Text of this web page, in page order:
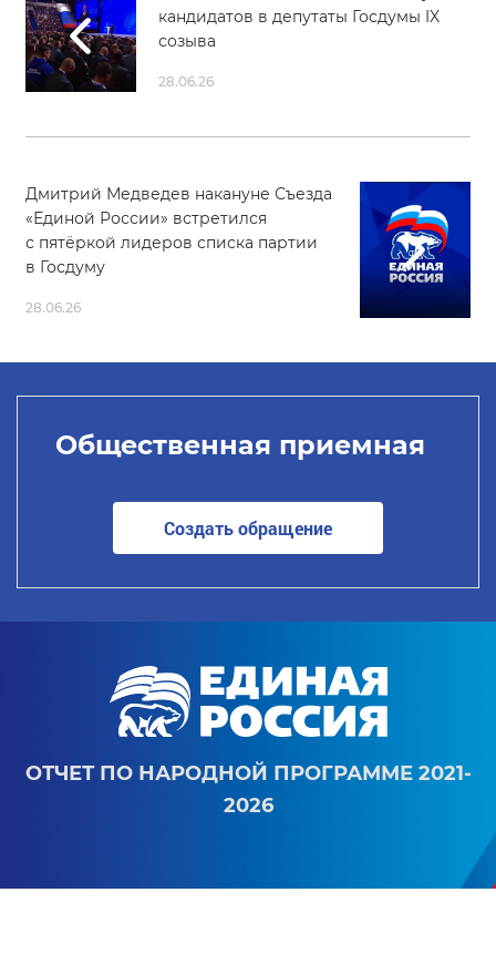
кандидатов в депутаты Госдумы IX
созыва
28.06.26
Дмитрий Медведев накануне Съезда
«Единой России» встретился
с пятёркой лидеров списка партии
в Госдуму
28.06.26
Общественная приемная
Создать обращение
ОТЧЕТ ПО НАРОДНОЙ ПРОГРАММЕ 2021-
2026